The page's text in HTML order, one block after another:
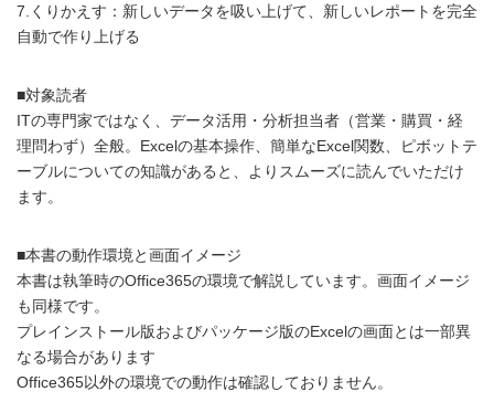
7.くりかえす：新しいデータを吸い上げて、新しいレポートを完全
自動で作り上げる
■対象読者
ITの専門家ではなく、データ活用・分析担当者（営業・購買・経
理問わず）全般。Excelの基本操作、簡単なExcel関数、ピボットテ
ーブルについての知識があると、よりスムーズに読んでいただけ
ます。
■本書の動作環境と画面イメージ
本書は執筆時のOffice365の環境で解説しています。画面イメージ
も同様です。
プレインストール版およびパッケージ版のExcelの画面とは一部異
なる場合があります
Office365以外の環境での動作は確認しておりません。